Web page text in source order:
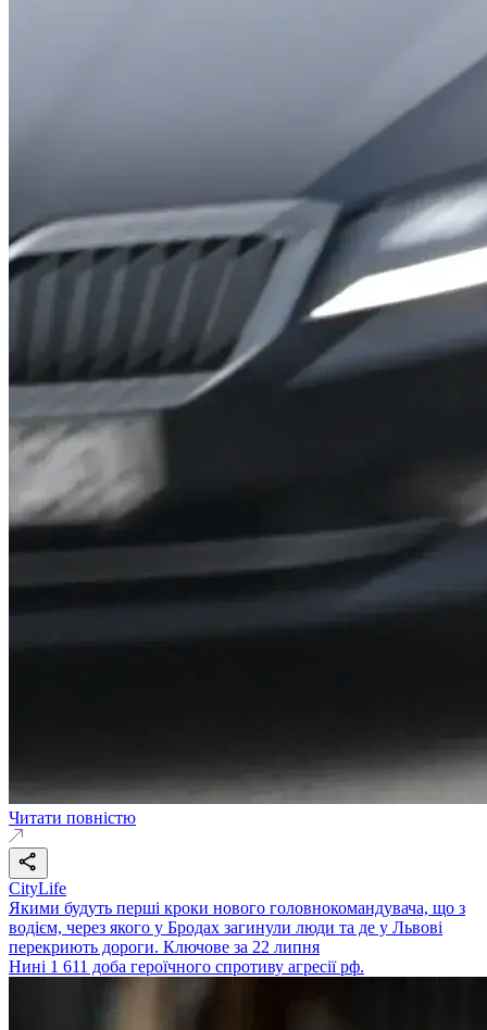
Читати повністю
CityLife
Якими будуть перші кроки нового головнокомандувача, що з
водієм, через якого у Бродах загинули люди та де у Львові
перекриють дороги. Ключове за 22 липня
Нині 1 611 доба героїчного спротиву агресії рф.